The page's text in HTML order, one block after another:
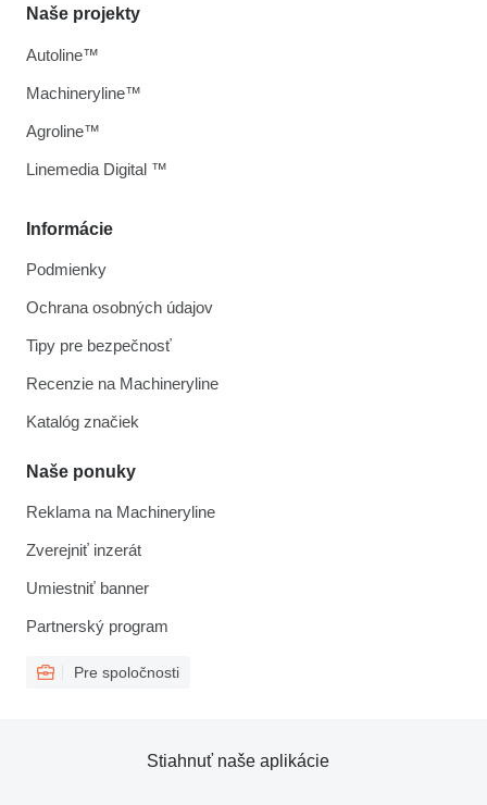
Informácie
Podmienky
Ochrana osobných údajov
Tipy pre bezpečnosť
Recenzie na Machineryline
Katalóg značiek
Naše ponuky
Reklama na Machineryline
Zverejniť inzerát
Umiestniť banner
Partnerský program
Pre spoločnosti
Naše projekty
Autoline™
Machineryline™
Agroline™
Linemedia Digital ™
Stiahnuť naše aplikácie